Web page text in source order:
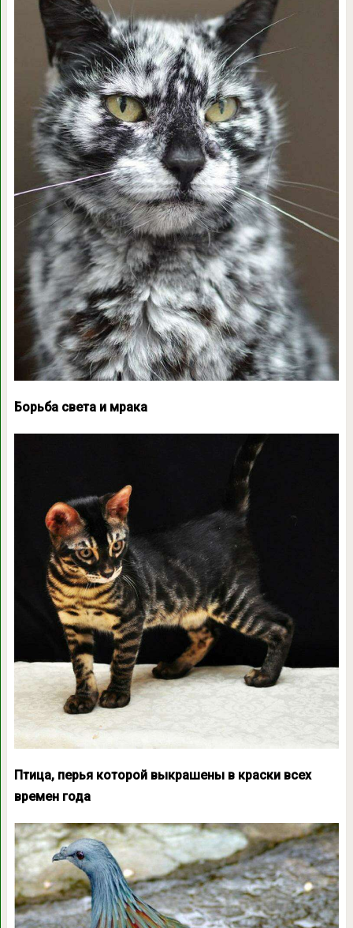
Борьба света и мрака
Птица, перья которой выкрашены в краски всех
времен года